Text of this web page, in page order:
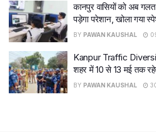
कानपुर वासियों को अब
पड़ेगा परेशान, खोला गया
BY PAWAN KAUSHAL
Kanpur Traffic
शहर में 10 से 13 मई तक
BY PAWAN KAUSHAL